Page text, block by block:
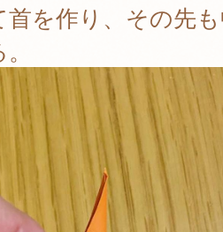
を作り、その先